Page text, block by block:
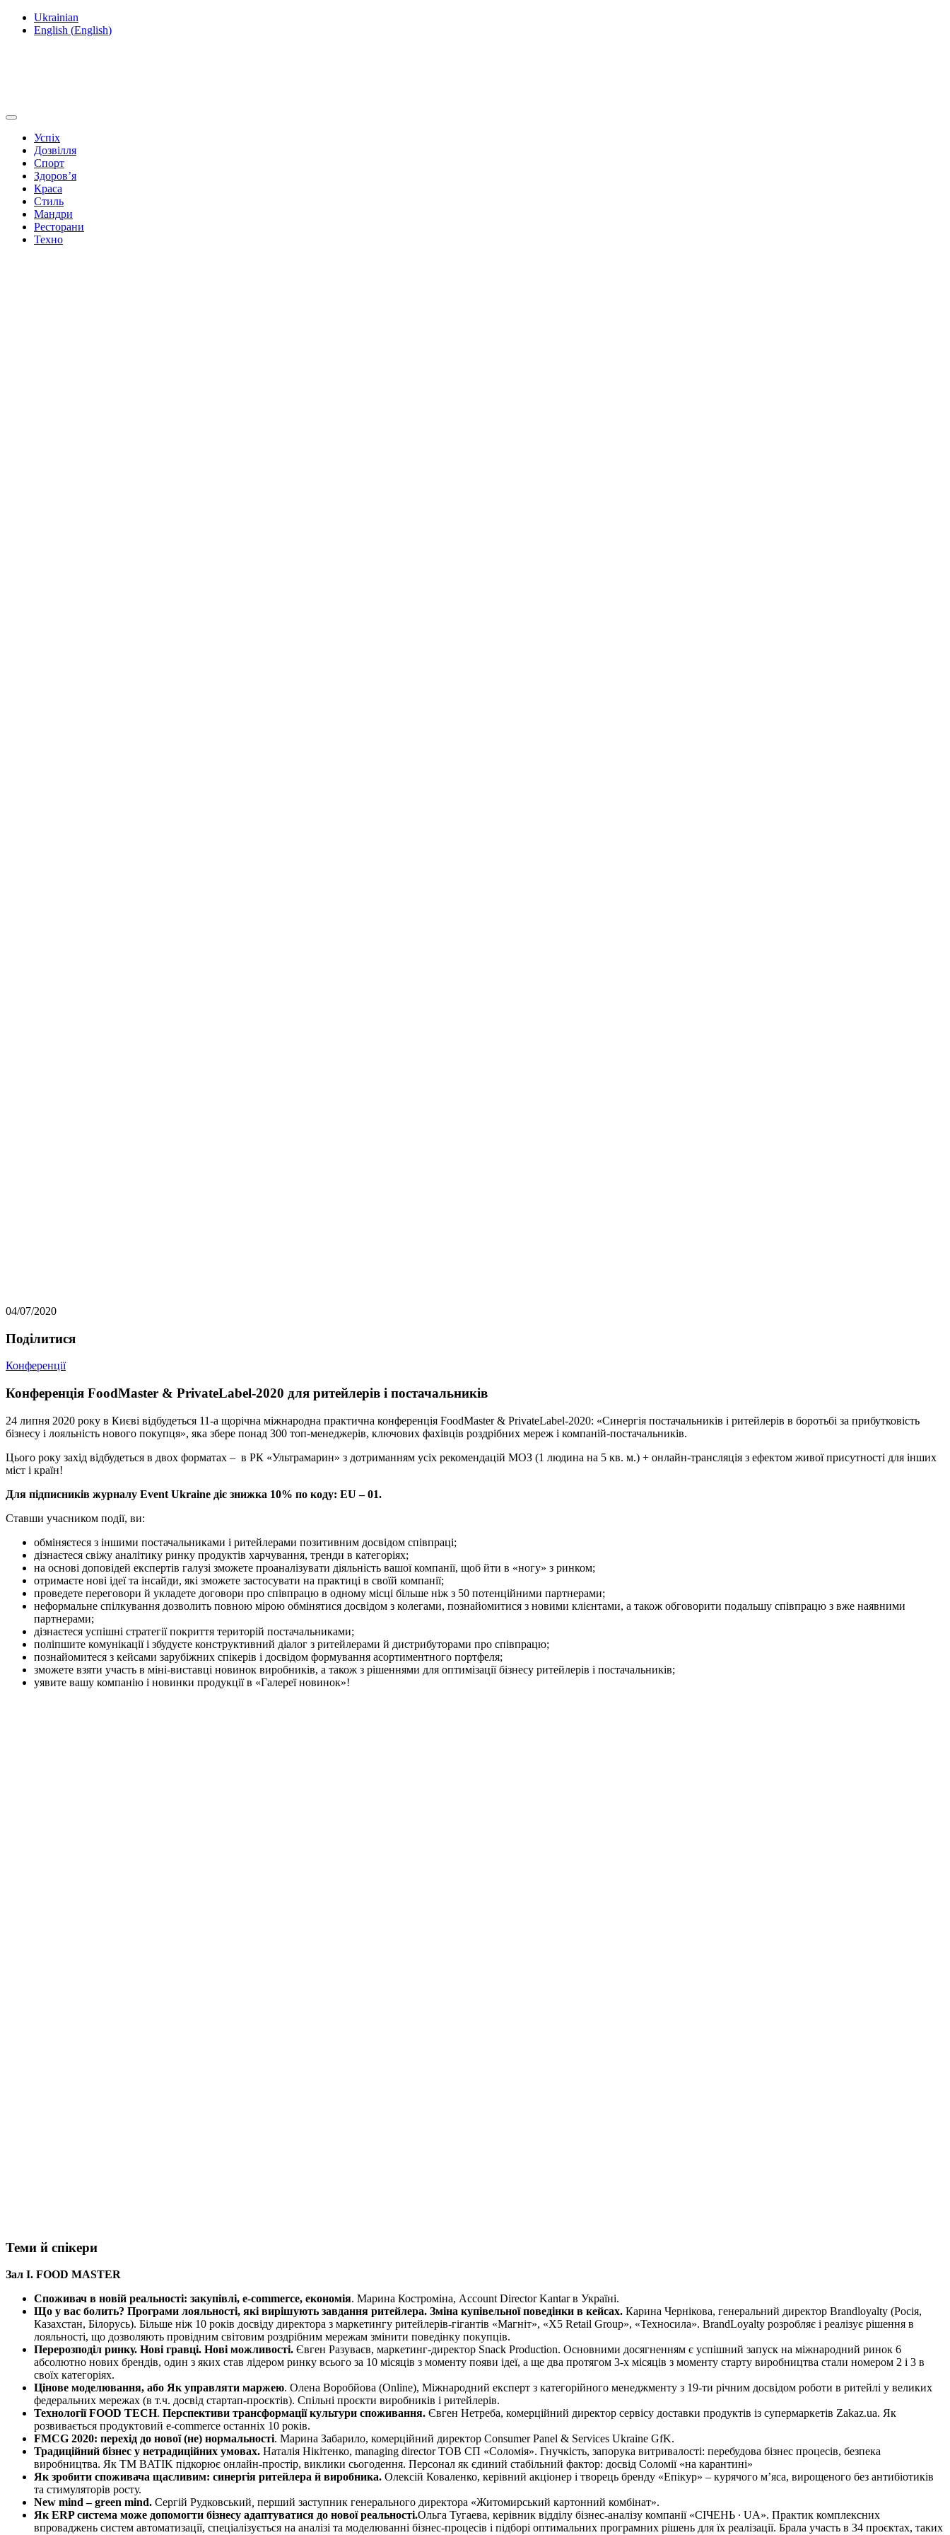
Ukrainian
English (English)
Успіх
Дозвілля
Спорт
Здоров’я
Краса
Стиль
Мандри
Ресторани
Техно
04/07/2020
Подiлитися
Конференції
Конференція FoodMaster & PrivateLabel-2020 для ритейлерів і постачальників
24 липня 2020 року в Києві відбудеться 11-а щорічна міжнародна практична конференція FoodMaster & PrivateLabel-2020: «Синергія постачальників і ритейлерів в боротьбі за прибутковість
бізнесу і лояльність нового покупця», яка збере понад 300 топ-менеджерів, ключових фахівців роздрібних мереж і компаній-постачальників.
Цього року захід відбудеться в двох форматах – в РК «Ультрамарин» з дотриманням усіх рекомендацій МОЗ (1 людина на 5 кв. м.) + онлайн-трансляція з ефектом живої присутності для інших
міст і країн!
Для підписників журналу Event Ukraine діє знижка 10% по коду: EU – 01.
Ставши учасником події, ви:
обміняєтеся з іншими постачальниками і ритейлерами позитивним досвідом співпраці;
дізнаєтеся свіжу аналітику ринку продуктів харчування, тренди в категоріях;
на основі доповідей експертів галузі зможете проаналізувати діяльність вашої компанії, щоб йти в «ногу» з ринком;
отримаєте нові ідеї та інсайди, які зможете застосувати на практиці в своїй компанії;
проведете переговори й укладете договори про співпрацю в одному місці більше ніж з 50 потенційними партнерами;
неформальне спілкування дозволить повною мірою обмінятися досвідом з колегами, познайомитися з новими клієнтами, а також обговорити подальшу співпрацю з вже наявними
партнерами;
дізнаєтеся успішні стратегії покриття територій постачальниками;
поліпшите комунікації і збудуєте конструктивний діалог з ритейлерами й дистрибуторами про співпрацю;
познайомитеся з кейсами зарубіжних спікерів і досвідом формування асортиментного портфеля;
зможете взяти участь в міні-виставці новинок виробників, а також з рішеннями для оптимізації бізнесу ритейлерів і постачальників;
уявите вашу компанію і новинки продукції в «Галереї новинок»!
Теми й спікери
Зал І. FOOD MASTER
Споживач в новій реальності: закупівлі, e-commerce, економія. Марина Костроміна, Account Director Kantar в Україні.
Що у вас болить? Програми лояльності, які вирішують завдання ритейлера. Зміна купівельної поведінки в кейсах. Карина Чернікова, генеральний директор Brandloyalty (Росія,
Казахстан, Білорусь). Більше ніж 10 років досвіду директора з маркетингу ритейлерів-гігантів «Магніт», «X5 Retail Group», «Техносила». BrandLoyalty розробляє і реалізує рішення в
лояльності, що дозволяють провідним світовим роздрібним мережам змінити поведінку покупців.
Перерозподіл ринку. Нові гравці. Нові можливості. Євген Разуваєв, маркетинг-директор Snack Production. Основними досягненням є успішний запуск на міжнародний ринок 6
абсолютно нових брендів, один з яких став лідером ринку всього за 10 місяців з моменту появи ідеї, а ще два протягом 3-х місяців з моменту старту виробництва стали номером 2 і 3 в
своїх категоріях.
Цінове моделювання, або Як управляти маржею. Олена Воробйова (Online), Міжнародний експерт з категорійного менеджменту з 19-ти річним досвідом роботи в ритейлі у великих
федеральних мережах (в т.ч. досвід стартап-проєктів). Спільні проєкти виробників і ритейлерів.
Технології FOOD TECH. Перспективи трансформації культури споживання. Євген Нетреба, комерційний директор сервісу доставки продуктів із супермаркетів Zakaz.ua. Як
розвивається продуктовий e-commerce останніх 10 років.
FMCG 2020: перехід до нової (не) нормальності. Марина Забарило, комерційний директор Consumer Panel & Services Ukraine GfK.
Традиційний бізнес у нетрадиційних умовах. Наталія Нікітенко, managing director ТОВ СП «Соломія». Гнучкість, запорука витривалості: перебудова бізнес процесів, безпека
виробництва. Як ТМ BATIK підкорює онлайн-простір, виклики сьогодення. Персонал як єдиний стабільний фактор: досвід Соломії «на карантині»
Як зробити споживача щасливим: синергія ритейлера й виробника. Олексій Коваленко, керівний акціонер і творець бренду «Епікур» – курячого м’яса, вирощеного без антибіотиків
та стимуляторів росту.
New mind – green mind. Сергій Рудковський перший заступник генерального директора «Житомирський картонний комбінат».
Як ERP система може допомогти бізнесу адаптуватися до нової реальності.Ольга Тугаева, керівник відділу бізнес-аналізу компанії «СІЧЕНЬ ∙ UA». Практик комплексних
впроваджень систем автоматизації, спеціалізується на аналізі та моделюванні бізнес-процесів і підборі оптимальних програмних рішень для їх реалізації. Брала участь в 34 проєктах, таких